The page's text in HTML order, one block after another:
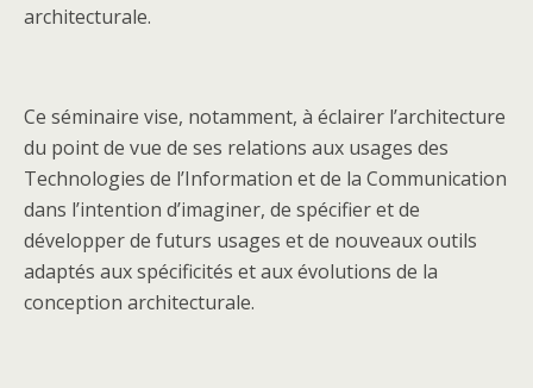
architecturale.
Ce séminaire vise, notamment, à éclairer l’architecture
du point de vue de ses relations aux usages des
Technologies de l’Information et de la Communication
dans l’intention d’imaginer, de spécifier et de
développer de futurs usages et de nouveaux outils
adaptés aux spécificités et aux évolutions de la
conception architecturale.